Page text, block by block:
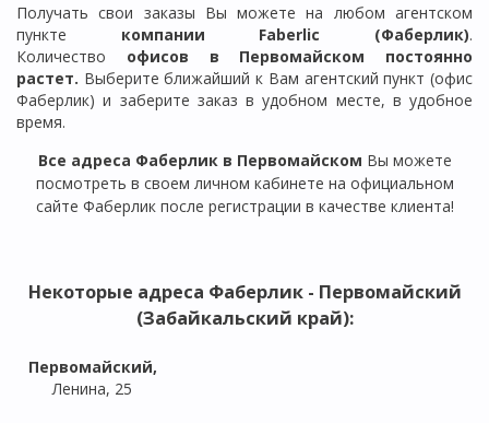
Получать свои заказы Вы можете на любом агентском
пункте компании Faberlic (Фаберлик).
Количество офисов в Первомайском постоянно
растет. Выберите ближайший к Вам агентский пункт (офис
Фаберлик) и заберите заказ в удобном месте, в удобное
время.
Все адреса Фаберлик в Первомайском Вы можете
посмотреть в своем личном кабинете на официальном
сайте Фаберлик после регистрации в качестве клиента!
Некоторые адреса Фаберлик - Первомайский
(Забайкальский край):
Первомайский,
Ленина, 25